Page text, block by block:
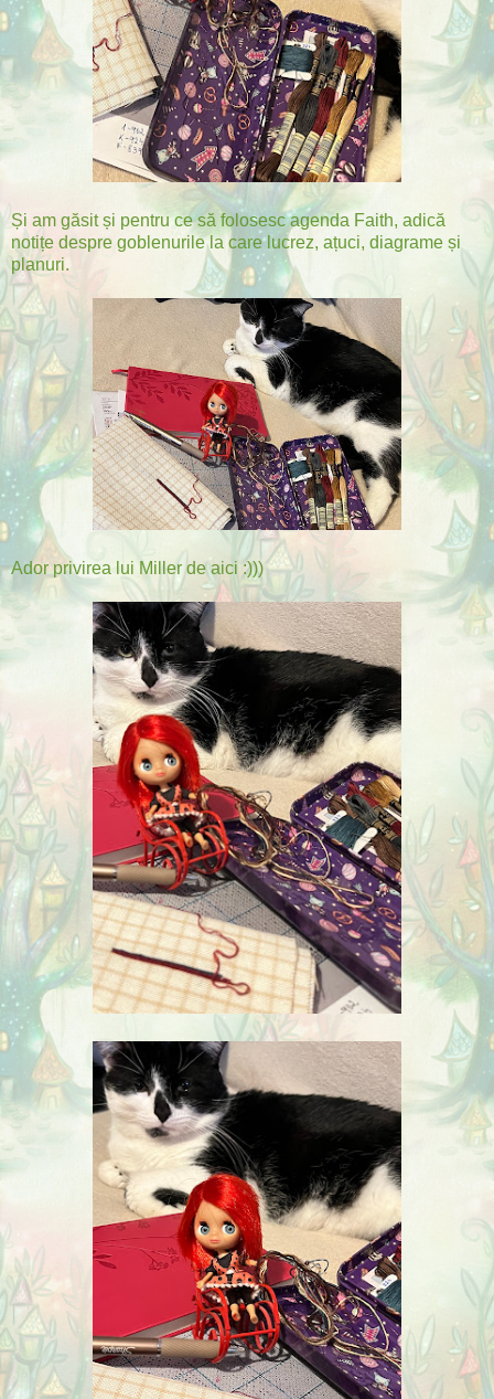
Și am găsit și pentru ce să folosesc agenda Faith, adică
notițe despre goblenurile la care lucrez, ațuci, diagrame și
planuri.
Ador privirea lui Miller de aici :)))